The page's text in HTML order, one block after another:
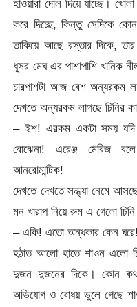
হাওয়ারা দোল দিয়ে যাচ্ছে।
করে দিচ্ছে, কিন্তু সেদিকে
তাকিয়ে আছে রস্তার দিকে,
ধূসর মেঘ এর পাশাপাশি খানিক
চারপাশটা আজ বেশ অন্যরকম
দেখতে অন্যরকম লাগছে চিনির
– ইশ! এরকম একটা সময় যদি
বোঝেনা! এরেঞ্জ মেরিজ
আনরোমান্টিক!
দেখতে দেখতে সন্ধ্যা নেমে
মন খারাপ নিয়ে রুম এ গেলো
– একি! এতো অন্ধকার কেন
হঠাত আলো হাতে শাওন এলো
দুজন দুজনের দিকে। কোন
অভিযোগ ও বোধয় ভুলে গেছে